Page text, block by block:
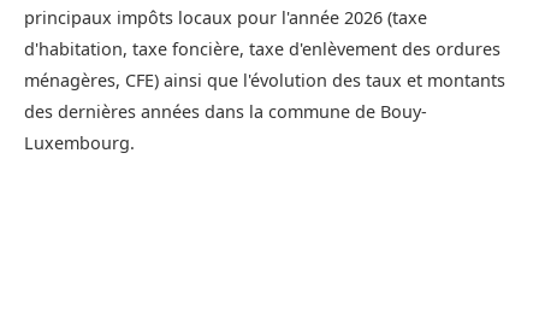
principaux impôts locaux pour l'année 2026 (taxe
d'habitation, taxe foncière, taxe d'enlèvement des ordures
ménagères, CFE) ainsi que l'évolution des taux et montants
des dernières années dans la commune de Bouy-
Luxembourg.